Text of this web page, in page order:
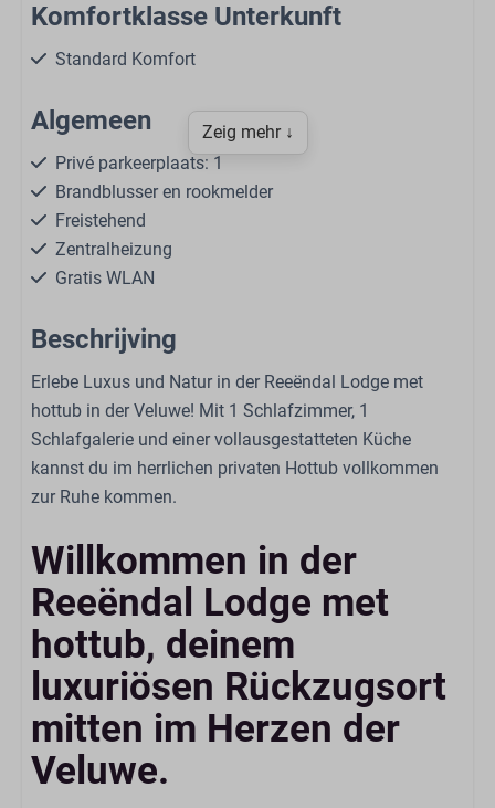
Komfortklasse Unterkunft
Standard Komfort
Algemeen
Privé parkeerplaats: 1
Brandblusser en rookmelder
Freistehend
Zentralheizung
Gratis WLAN
Selbstbedienungswäscherei
In einigen Unterkünften sind Hunde erlaubt
Wellness
Private Whirlpool
Wohnen
Smart-TV
Sitzbereich
Offene Küche
Küche
Geschirrspüler
Mikrowelle
Zeig mehr ↓
Beschrijving
Erlebe Luxus und Natur in der Reeëndal Lodge met
hottub in der Veluwe! Mit 1 Schlafzimmer, 1
Schlafgalerie und einer vollausgestatteten Küche
kannst du im herrlichen privaten Hottub vollkommen
zur Ruhe kommen.
Willkommen in der
Reeëndal Lodge met
hottub, deinem
luxuriösen Rückzugsort
mitten im Herzen der
Veluwe.